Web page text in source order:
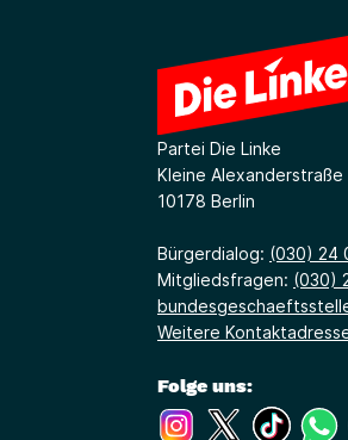
Partei Die Linke
Kleine Alexanderstraße
10178 Berlin
Bürgerdialog: (030) 24
Mitgliedsfragen: (030)
Weitere
Folge uns:
(Link öffnet ein
(Link öffnet
(Link